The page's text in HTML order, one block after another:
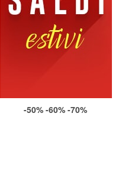
-50% -60% -70%